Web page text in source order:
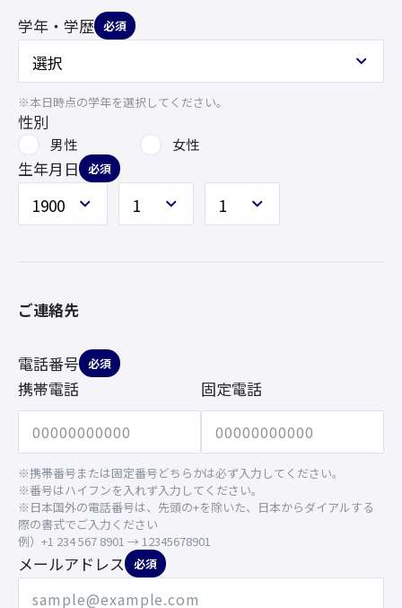
学年・学歴 必須
※本日時点の学年を選択してください。
性別
男性 女性
生年月日 必須
ご連絡先
電話番号 必須
携帯電話 固定電話
※携帯番号または固定番号どちらかは必ず入力してください。
※番号はハイフンを入れず入力してください。
※日本国外の電話番号は、先頭の+を除いた、日本からダイアルする
際の書式でご入力ください
例）+1 234 567 8901 → 12345678901
メールアドレス 必須